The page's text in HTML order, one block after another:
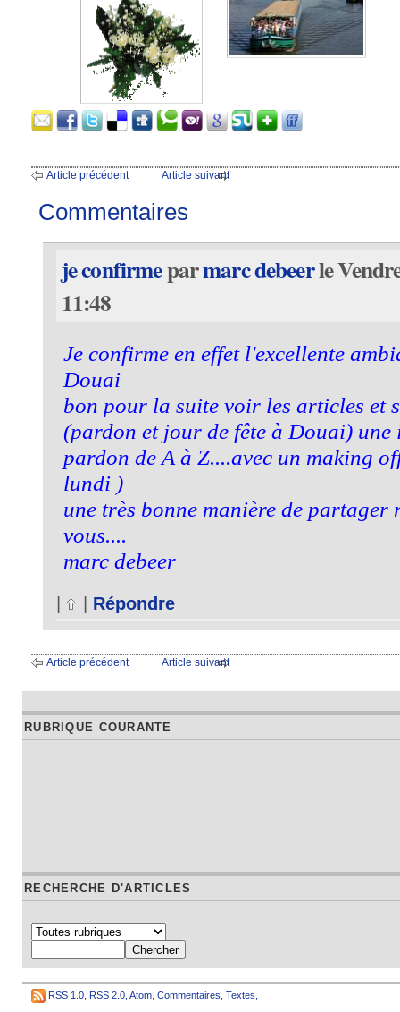
Article précédent Article suivant
Commentaires
je confirmeparmarc debeerle
11:48
Je confirme en effet l'excellente
Douai
bon pour la suite voir les articles et
(pardon et jour de fête à Douai)
pardon de A à Z....avec un making
lundi )
une très bonne manière de partager
vous....
marc debeer
| | Répondre
Article précédent Article suivant
RUBRIQUE COURANTE
RECHERCHE D'ARTICLES
RSS 1.0 RSS 2.0 Atom Commentaires Textes